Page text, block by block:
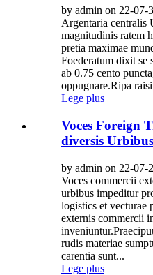
by admin on 22-07-
Argentaria centralis
magnitudinis ratem
pretia maximae
Foederatum dixit se
ab 0.75 cento
oppugnare.Ripa
Lege plus
Voces Foreign
diversis Urbibus
by admin on 22-07-
Voces commercii
urbibus impeditur
logistics et vecturae
externis commercii
rudis materiae
carentia sunt...
Lege plus